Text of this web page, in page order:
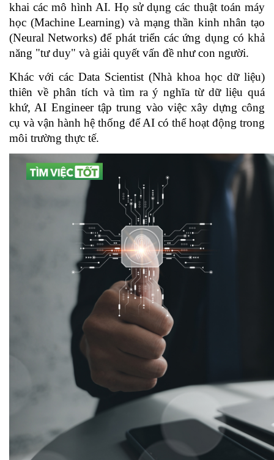
khai các mô hình AI. Họ sử dụng các thuật toán máy
học (Machine Learning) và mạng thần kinh nhân tạo
(Neural Networks) để phát triển các ứng dụng có khả
năng "tư duy" và giải quyết vấn đề như con người.
Khác với các Data Scientist (Nhà khoa học dữ liệu)
thiên về phân tích và tìm ra ý nghĩa từ dữ liệu quá
khứ, AI Engineer tập trung vào việc xây dựng công
cụ và vận hành hệ thống để AI có thể hoạt động trong
môi trường thực tế.